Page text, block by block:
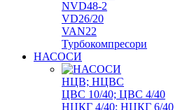
NVD48-2
VD26/20
VAN22
Турбокомпресори
НАСОСИ
НЦВ; НЦВС
ЦВС 10/40; ЦВС 4/40
НЦКГ 4/40; НЦКГ 6/40